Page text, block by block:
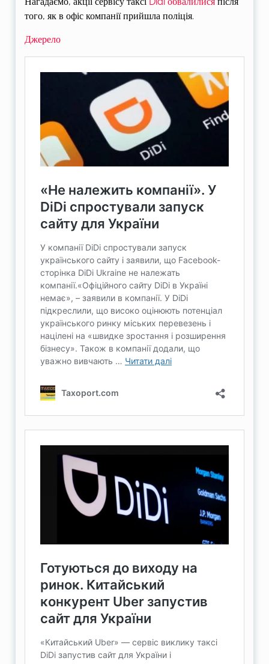
того, як в офіс компанії прийшла поліція.
Джерело